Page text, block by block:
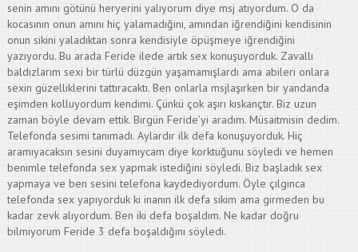
senin amını götünü heryerini yalıyorum diye msj atıyordum. O da
kocasının onun amını hiç yalamadığını, amından iğrendiğini kendisinin
onun sikini yaladıktan sonra kendisiyle öpüşmeye iğrendiğini
yazıyordu. Bu arada Feride ilede artık sex konuşuyorduk. Zavallı
baldızlarım sexi bir türlü düzgün yaşamamışlardı ama abileri onlara
sexin güzelliklerini tattıracaktı. Ben onlarla msjlaşırken bir yandanda
eşimden kolluyordum kendimi. Çünkü çok aşırı kıskançtır. Biz uzun
zaman böyle devam ettik. Birgün Feride’yi aradım. Müsaitmisin dedim.
Telefonda sesimi tanımadı. Aylardır ilk defa konuşuyorduk. Hiç
aramıyacaksın sesini duyamıycam diye korktuğunu söyledi ve hemen
benimle telefonda sex yapmak istediğini söyledi. Biz başladık sex
yapmaya ve ben sesini telefona kaydediyordum. Öyle çılgınca
telefonda sex yapıyorduk ki inanın ilk defa sikim ama girmeden bu
kadar zevk alıyordum. Ben iki defa boşaldım. Ne kadar doğru
bilmiyorum Feride 3 defa boşaldığını söyledi.